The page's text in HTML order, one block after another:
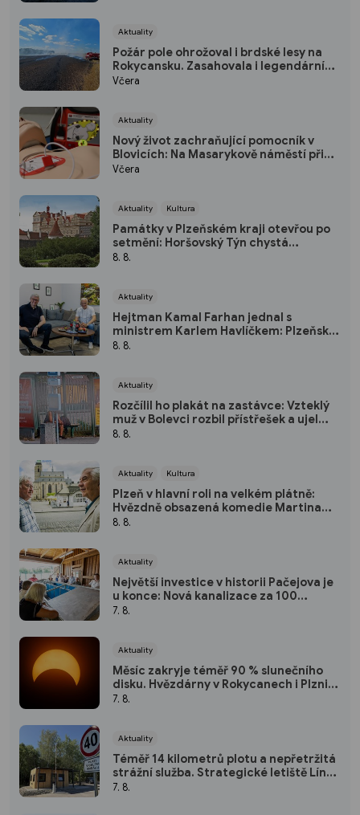
Aktuality
Požár pole ohrožoval i brdské lesy na
Rokycansku. Zasahovala i legendární
Praga V3S
Včera
Aktuality
Nový život zachraňující pomocník v
Blovicích: Na Masarykově náměstí přibyl
veřejně přístupný defibrilátor
Včera
Aktuality Kultura
Památky v Plzeňském kraji otevřou po
setmění: Horšovský Týn chystá
japonský program, Rabí osvítí svíčky
8. 8.
Aktuality
Hejtman Kamal Farhan jednal s
ministrem Karlem Havlíčkem: Plzeňský
kraj chce sázet na inovace a
8. 8.
Aktuality
Rozčílil ho plakát na zastávce: Vzteklý
muž v Bolevci rozbil přístřešek a ujel
tramvají, strážníci ho bleskově dostihli
8. 8.
Aktuality Kultura
Plzeň v hlavní roli na velkém plátně:
Hvězdně obsazená komedie Martina
Horského se představí na bezplatné
8. 8.
Aktuality
Největší investice v historii Pačejova je
u konce: Nová kanalizace za 100
milionů korun získala kolaudaci, obec
7. 8.
Aktuality
Měsíc zakryje téměř 90 % slunečního
disku. Hvězdárny v Rokycanech i Plzni
zvou na podvečerní sledování
7. 8.
Aktuality
Téměř 14 kilometrů plotu a nepřetržitá
strážní služba. Strategické letiště Líně
má od srpna nový režim vstupů
7. 8.